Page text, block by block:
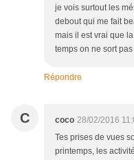
je vois surtout les
debout qui me fait
mais il est vrai que
temps on ne sort
Répondre
C coco 28/02/2016
Tes prises de vues
printemps, les